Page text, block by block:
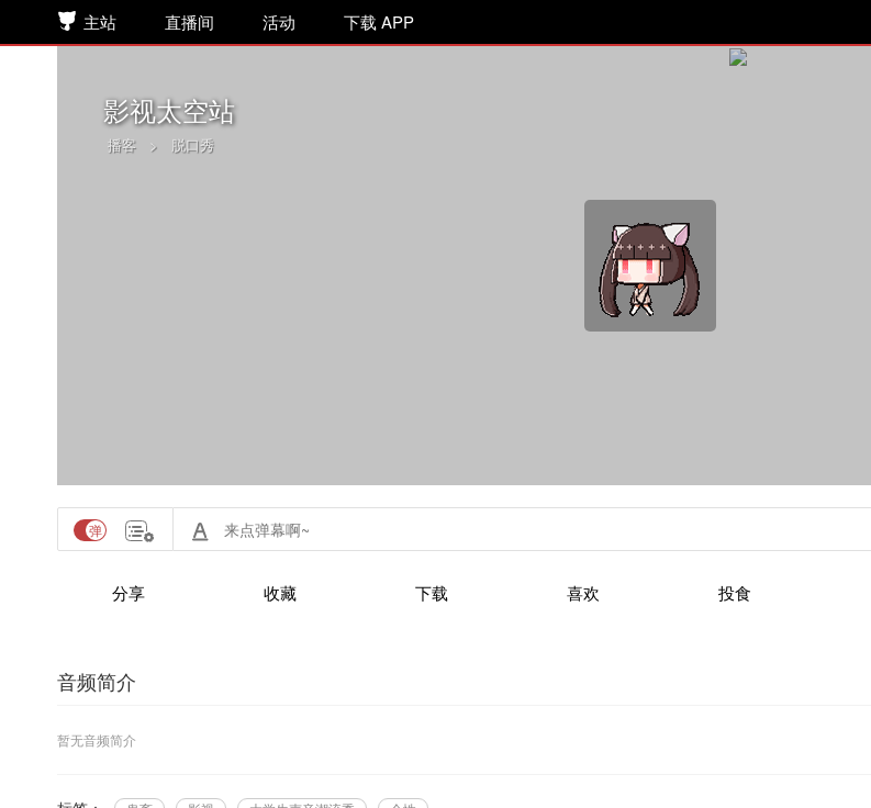
主站 直播间 活动 下载 APP
影视太空站
播客 > 脱口秀
分享 收藏 下载 喜欢 投食
音频简介
暂无音频简介